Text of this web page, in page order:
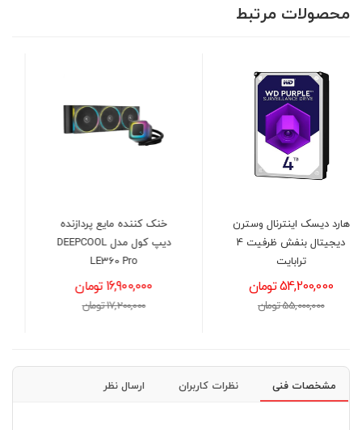
محصولات مرتبط
خنک کننده مایع پردازنده
دیپ کول مدل DEEPCOOL
LE360 Pro
16,900,000 تومان
17,200,000 تومان
کارت گرافیک ایسوس مدل
ASUS Dual RTX 5050 OC
8GB
72,300,000 تومان
73,300,000 تومان
مشخصات فنی نظرات کاربران ارسال نظر